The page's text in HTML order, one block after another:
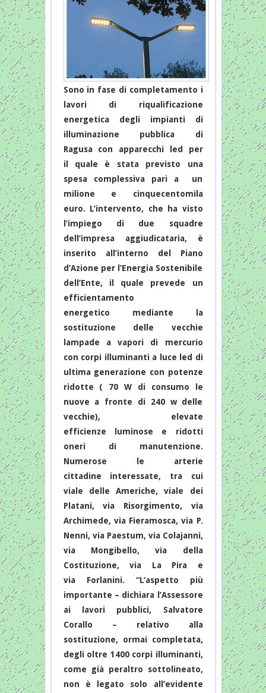
Sono in fase di completamento i
lavori di riqualificazione
energetica degli impianti di
illuminazione pubblica di
Ragusa con apparecchi led per
il quale è stata previsto una
spesa complessiva pari a un
milione e cinquecentomila
euro. L’intervento, che ha visto
l’impiego di due squadre
dell’impresa aggiudicataria, è
inserito all’interno del Piano
d’Azione per l’Energia Sostenibile
dell’Ente, il quale prevede un
efficientamento
energetico mediante la
sostituzione delle vecchie
lampade a vapori di mercurio
con corpi illuminanti a luce led di
ultima generazione con potenze
ridotte ( 70 W di consumo le
nuove a fronte di 240 w delle
vecchie), elevate
efficienze luminose e ridotti
oneri di manutenzione.
Numerose le arterie
cittadine interessate, tra cui
viale delle Americhe, viale dei
Platani, via Risorgimento, via
Archimede, via Fieramosca, via P.
Nenni, via Paestum, via Colajanni,
via Mongibello, via della
Costituzione, via La Pira e
via Forlanini. “L’aspetto più
importante – dichiara l’Assessore
ai lavori pubblici, Salvatore
Corallo – relativo alla
sostituzione, ormai completata,
degli oltre 1400 corpi illuminanti,
come già peraltro sottolineato,
non è legato solo all’evidente